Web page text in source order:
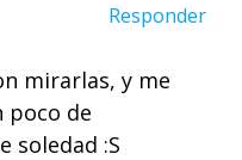
Responder
mirarlas, y me
de
soledad :S